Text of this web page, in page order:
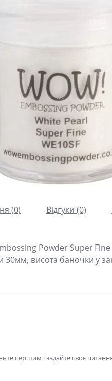
(0) Відгуки (0)
Powder Super
30мм, висота баночки у
першим і задайте своє